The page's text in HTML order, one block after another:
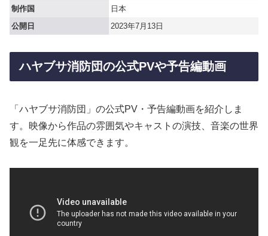
制作国
日本
公開日
2023年7月13日
ハヤブサ消防団の公式PVや予告編動画
「ハヤブサ消防団」の公式PV・予告編動画を紹介しま
す。映像から作品の雰囲気やキャストの演技、音楽の世界
観を一足先に体感できます。